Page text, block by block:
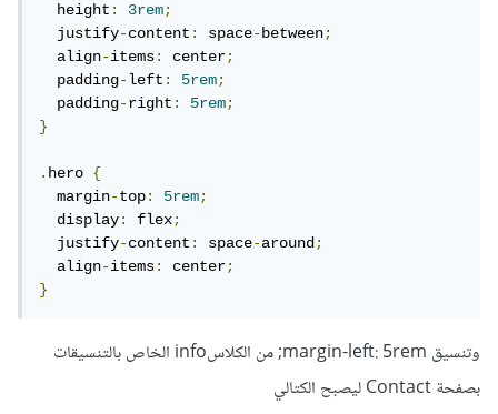
  height
: 3rem;
  justify
-content: space-between;
  align
-items: center;
  padding
-left: 5rem;
  padding
-right: 5rem;
}
.hero {
  margin
-top: 5rem;
  display
: flex;
  justify
-content: space-around;
  align
-items: center;
}
وتنسيق margin-left: 5rem; من الكلاسinfo الخاص بالتنسيقات
بصفحة Contact ليصبح الكتالي